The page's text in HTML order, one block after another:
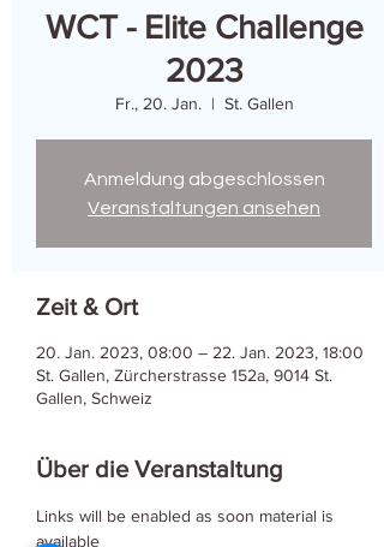
WCT - Elite Challenge
2023
Fr., 20. Jan.
  |
St. Gallen
Anmeldung abgeschlossen
Veranstaltungen ansehen
Zeit & Ort
20. Jan. 2023, 08:00 – 22. Jan. 2023, 18:00
St. Gallen, Zürcherstrasse 152a, 9014 St.
Gallen, Schweiz
Über die Veranstaltung
Links will be enabled as soon material is
available